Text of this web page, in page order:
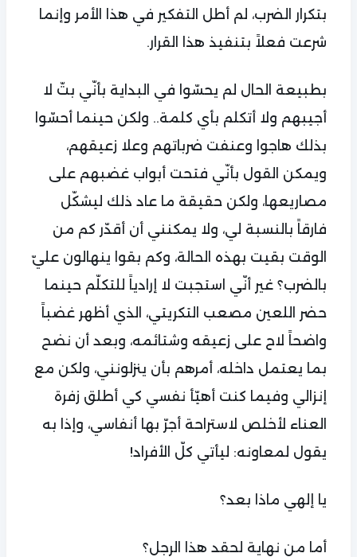
بتكرار الضرب، لم أطل التفكير في هذا الأمر وإنما
شرعت فعلاً بتنفيذ هذا القرار.
بطبيعة الحال لم يحسّوا في البداية بأنّي بتّ لا
أجيبهم ولا أتكلم بأي كلمة.. ولكن حينما أحسّوا
بذلك هاجوا وعنفت ضرباتهم وعلا زعيقهم،
ويمكن القول بأنّي فتحت أبواب غضبهم على
مصاريعها، ولكن حقيقة ما عاد ذلك ليشكّل
فارقاً بالنسبة لي، ولا يمكنني أن أقدّر كم من
الوقت بقيت بهذه الحالة، وكم بقوا ينهالون عليّ
بالضرب؟ غير أنّي استجبت لا إرادياً للتكلّم حينما
حضر اللعين مصعب التكريتي، الذي أظهر غضباً
واضحاً لاح على زعيقه وشتائمه، وبعد أن نضح
بما يعتمل داخله، أمرهم بأن ينزلونني، ولكن مع
إنزالي وفيما كنت أهيّأ نفسي كي أطلق زفرة
العناء لأخلص لاستراحة أجرّ بها أنفاسي، وإذا به
يقول لمعاونه: ليأتي كلّ الأفراد!
يا إلهي ماذا بعد؟
أما من نهاية لحقد هذا الرجل؟